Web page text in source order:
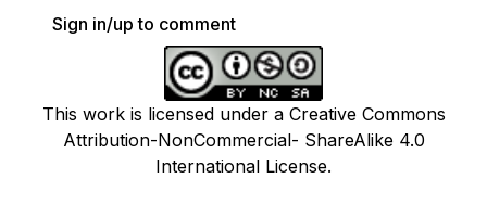
Sign in/up to comment
This work is licensed under a Creative Commons
Attribution-NonCommercial- ShareAlike 4.0
International License.